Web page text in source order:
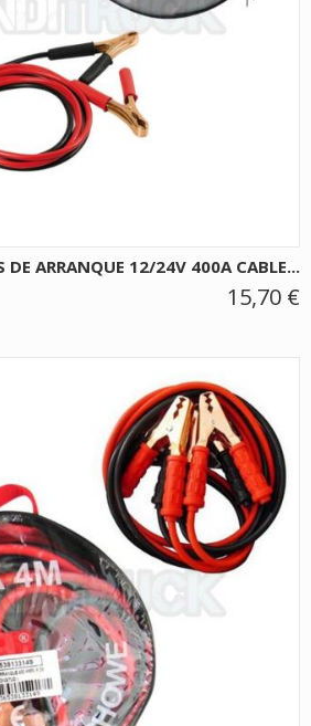
DE ARRANQUE 12/24V 400A CABLE...
15,70 €